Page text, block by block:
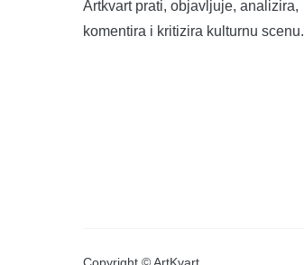
Artkvart prati, objavljuje, analizira,
komentira i kritizira kulturnu scenu.